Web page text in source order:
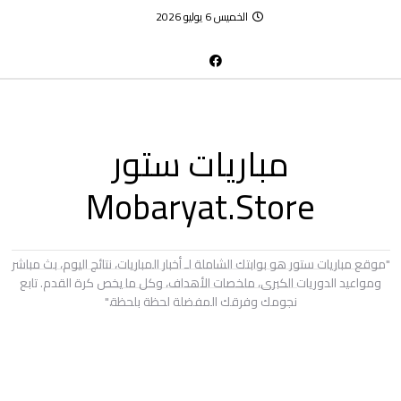
الخميس 6 يوليو 2026
مباريات ستور
Mobaryat.Store
"موقع مباريات ستور هو بوابتك الشاملة لـ أخبار المباريات، نتائج اليوم، بث مباشر
ومواعيد الدوريات الكبرى، ملخصات الأهداف، وكل ما يخص كرة القدم. تابع
نجومك وفرقك المفضلة لحظة بلحظة."